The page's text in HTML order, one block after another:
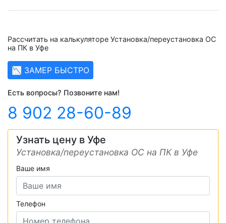
Рассчитать на калькуляторе Установка/переустановка ОС
на ПК в Уфе
📉 ЗАМЕР БЫСТРО
Есть вопросы? Позвоните нам!
8 902 28-60-89
Узнать цену в Уфе
Установка/переустановка ОС на ПК в Уфе
Ваше имя
Телефон